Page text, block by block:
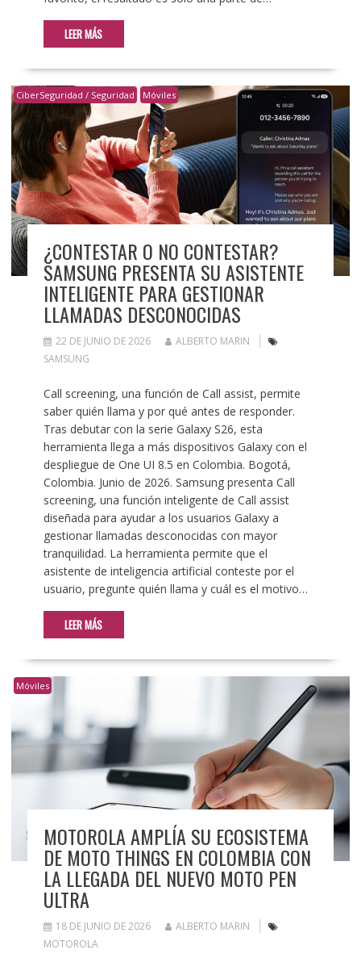
LEER MÁS
CiberSeguridad / Seguridad Móviles
¿CONTESTAR O NO CONTESTAR?
SAMSUNG PRESENTA SU ASISTENTE
INTELIGENTE PARA GESTIONAR
LLAMADAS DESCONOCIDAS
22 DE JUNIO DE 2026
ALBERTO MARIN
SAMSUNG
Call screening, una función de Call assist, permite
saber quién llama y por qué antes de responder.
Tras debutar con la serie Galaxy S26, esta
herramienta llega a más dispositivos Galaxy con el
despliegue de One UI 8.5 en Colombia. Bogotá,
Colombia. Junio de 2026. Samsung presenta Call
screening, una función inteligente de Call assist
diseñada para ayudar a los usuarios Galaxy a
gestionar llamadas desconocidas con mayor
tranquilidad. La herramienta permite que el
asistente de inteligencia artificial conteste por el
usuario, pregunte quién llama y cuál es el motivo…
LEER MÁS
Móviles
MOTOROLA AMPLÍA SU ECOSISTEMA
DE MOTO THINGS EN COLOMBIA CON
LA LLEGADA DEL NUEVO MOTO PEN
ULTRA
18 DE JUNIO DE 2026
ALBERTO MARIN
MOTOROLA